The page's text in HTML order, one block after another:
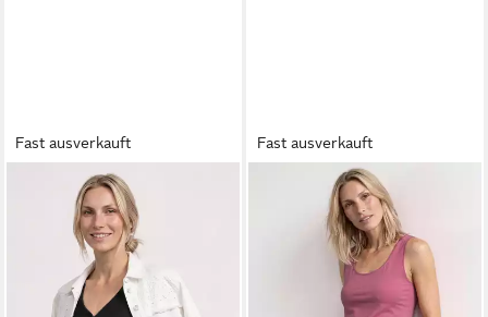
Fast ausverkauft
STREET ONERipptanktop
Sommertop mit V-Neck
ab 19,99 € UVP22,99 €
Fast ausverkauft
STREET ONE Tanktop Style
Anni mit Stretchanteil
ab 13,99 € UVP 15,99 €